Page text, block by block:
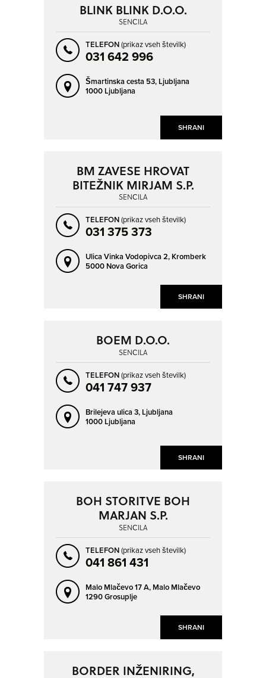
SHRANI
BLINK BLINK D.O.O.
SENČILA
TELEFON(prikaz vseh številk)
031 642 996
Šmartinska cesta 53, Ljubljana
1000 Ljubljana
SHRANI
BM ZAVESE HROVAT
BITEŽNIK MIRJAM S.P.
SENČILA
TELEFON(prikaz vseh številk)
031 375 373
Ulica Vinka Vodopivca 2, Kromberk
5000 Nova Gorica
SHRANI
BOEM D.O.O.
SENČILA
TELEFON(prikaz vseh številk)
041 747 937
Brilejeva ulica 3, Ljubljana
1000 Ljubljana
SHRANI
BOH STORITVE BOH
MARJAN S.P.
SENČILA
TELEFON(prikaz vseh številk)
041 861 431
Malo Mlačevo 17 A, Malo Mlačevo
1290 Grosuplje
BORDER INŽENIRING,